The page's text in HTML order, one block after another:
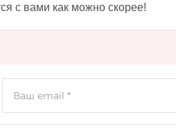
с вами как можно скорее!